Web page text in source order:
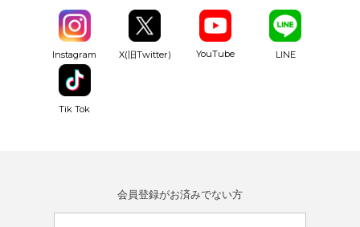
Instagram X(旧Twitter) YouTube LINE
Tik Tok
会員登録がお済みでない方